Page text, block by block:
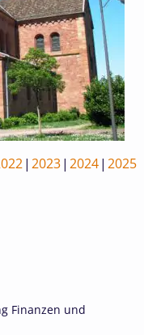
2023 2024 2025
Finanzen und